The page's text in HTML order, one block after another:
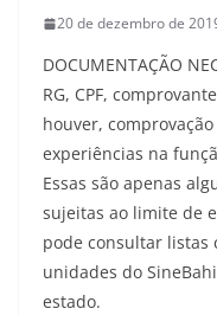
20 de dezembro de
DOCUMENTAÇÃO
RG, CPF,
houver,
experiências na
Essas são apenas
sujeitas ao limite de
pode consultar listas
unidades do
estado.